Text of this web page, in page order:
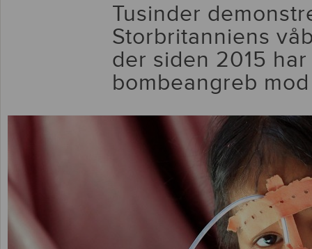
Tusinder
Storbritanniens
der siden 2015
bombeangreb